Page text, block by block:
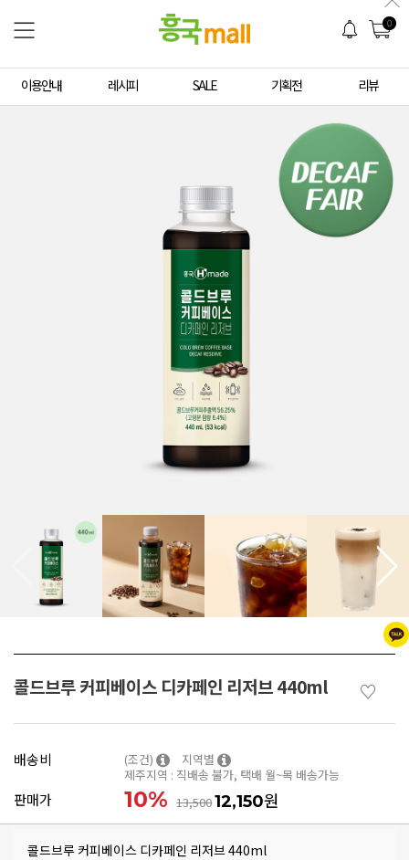
0
이용안내 레시피 SALE 기획전 리뷰
콜드브루 커피베이스 디카페인 리저브 440ml ♡
배송비 (조건)
지역별
제주지역 : 직배송 불가, 택배 월~목 배송가능
판매가 10% 13,50012,150원
콜드브루 커피베이스 디카페인 리저브 440ml